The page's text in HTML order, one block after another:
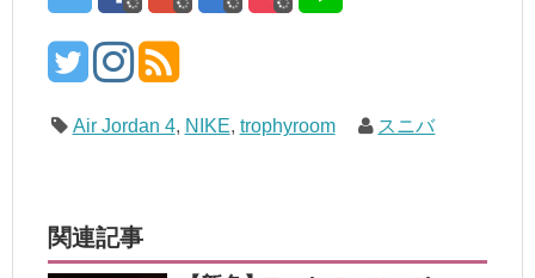
Air Jordan 4, NIKE, trophyroom スニバ
関連記事